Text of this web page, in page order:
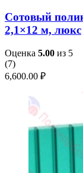
Сотовый
2,1×12 м, люкс
Оценка 5.00 из 5
(7)
6,600.00 ₽